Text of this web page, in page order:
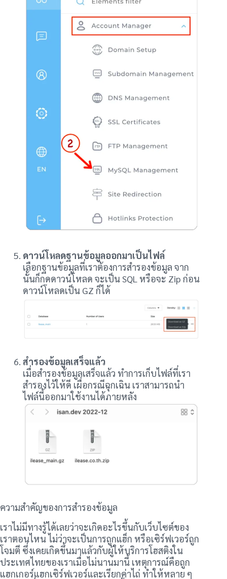
ดาวน์โหลดฐานข้อมูลออกมาเป็นไฟล์
เลือกฐานข้อมูลที่เราต้องการสำรองข้อมูล จาก
นั้นก็กดดาวน์โหลด จะเป็น SQL หรือจะ Zip ก่อน
ดาวน์โหลดเป็น GZ ก็ได้
สำรองข้อมูลเสร็จแล้ว
เมื่อสำรองข้อมูลเสร็จแล้ว ทำการเก็บไฟล์ที่เรา
สำรองไว้ให้ดี เผื่อกรณีฉุกเฉิน เราสามารถนำ
ไฟล์นี้ออกมาใช้งานได้ภายหลัง
ความสำคัญของการสำรองข้อมูล
เราไม่มีทางรู้ได้เลยว่าจะเกิดอะไรขึ้นกับเว็บไซต์ของ
เราตอนไหน ไม่ว่าจะเป็นการถูกแฮ็ก หรือเซิร์ฟเวอร์ถูก
โจมตี ซึ่งเคยเกิดขึ้นมาแล้วกับผู้ให้บริการโฮสติงใน
ประเทศไทยของเราเมื่อไม่นานมานี้ เหตุการณ์คือถูก
แฮกเกอร์แฮกเซิร์ฟเวอร์และเรียกค่าไถ่ ทำให้หลาย ๆ